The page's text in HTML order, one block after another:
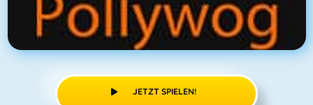
JETZT SPIELEN!